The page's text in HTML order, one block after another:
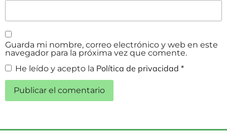
Guarda mi nombre, correo electrónico y web en este
navegador para la próxima vez que comente.
He leído y acepto la Política de privacidad *